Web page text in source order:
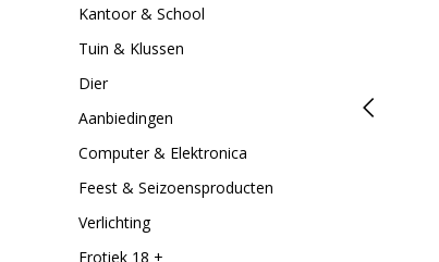
Kantoor & School
Tuin & Klussen
Dier
Aanbiedingen
Computer & Elektronica
Feest & Seizoensproducten
Verlichting
Erotiek 18 +